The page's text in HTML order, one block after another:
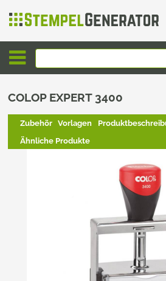
COLOP EXPERT 3400
Zubehör Vorlagen
Ähnliche Produkte